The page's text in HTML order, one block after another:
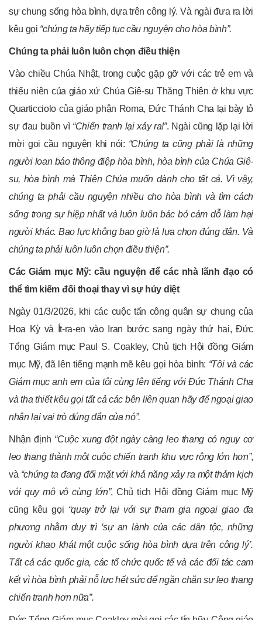
sự chung sống hòa bình, dựa trên công lý. Và ngài đưa ra lời
kêu gọi “chúng ta hãy tiếp tục cầu nguyện cho hòa bình”.
Chúng ta phải luôn luôn chọn điều thiện
Vào chiều Chúa Nhật, trong cuộc gặp gỡ với các trẻ em và
thiếu niên của giáo xứ Chúa Giê-su Thăng Thiên ở khu vực
Quarticciolo của giáo phận Roma, Đức Thánh Cha lại bày tỏ
sự đau buồn vì “Chiến tranh lại xảy ra!”. Ngài cũng lặp lại lời
mời gọi cầu nguyện khi nói: “Chúng ta cũng phải là những
người loan báo thông điệp hòa bình, hòa bình của Chúa Giê-
su, hòa bình mà Thiên Chúa muốn dành cho tất cả. Vì vậy,
chúng ta phải cầu nguyện nhiều cho hòa bình và tìm cách
sống trong sự hiệp nhất và luôn luôn bác bỏ cám dỗ làm hại
người khác. Bạo lực không bao giờ là lựa chọn đúng đắn. Và
chúng ta phải luôn luôn chọn điều thiện”.
Các Giám mục Mỹ: cầu nguyện để các nhà lãnh đạo có
thể tìm kiếm đối thoại thay vì sự hủy diệt
Ngày 01/3/2026, khi các cuộc tấn công quân sự chung của
Hoa Kỳ và Ít-ra-en vào Iran bước sang ngày thứ hai, Đức
Tổng Giám mục Paul S. Coakley, Chủ tịch Hội đồng Giám
mục Mỹ, đã lên tiếng mạnh mẽ kêu gọi hòa bình: “Tôi và các
Giám mục anh em của tôi cùng lên tiếng với Đức Thánh Cha
và tha thiết kêu gọi tất cả các bên liên quan hãy để ngoại giao
nhận lại vai trò đúng đắn của nó”.
Nhận định “Cuộc xung đột ngày càng leo thang có nguy cơ
leo thang thành một cuộc chiến tranh khu vực rộng lớn hơn”,
và “chúng ta đang đối mặt với khả năng xảy ra một thảm kịch
với quy mô vô cùng lớn”, Chủ tịch Hội đồng Giám mục Mỹ
cũng kêu gọi “quay trở lại với sự tham gia ngoại giao đa
phương nhằm duy trì ‘sự an lành của các dân tộc, những
người khao khát một cuộc sống hòa bình dựa trên công lý’.
Tất cả các quốc gia, các tổ chức quốc tế và các đối tác cam
kết vì hòa bình phải nỗ lực hết sức để ngăn chặn sự leo thang
chiến tranh hơn nữa”.